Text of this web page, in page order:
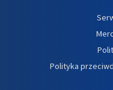
Polityka